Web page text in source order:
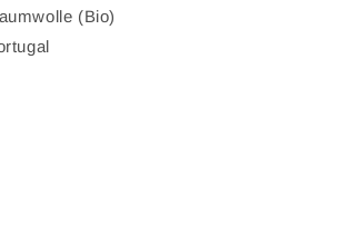
(Bio)